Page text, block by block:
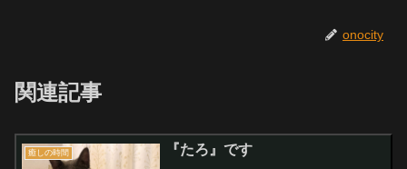
onocity
関連記事
癒しの時間 『たろ』です